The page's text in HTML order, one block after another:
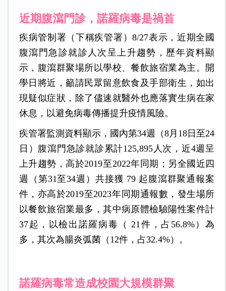
近期腹瀉門診，諾羅病毒是禍首
疾病管制署（下稱疾管署）8/27表示，近期全國
腹瀉門急診就診人次呈上升趨勢，歷年資料顯
示，腹瀉群聚場所以學校、餐飲旅宿業為主。開
學日將近，籲請民眾留意飲食及手部衛生，如出
現疑似症狀，除了儘速就醫外也應落實生病在家
休息，以避免病毒傳播提升疫情風險。
疾管署監測資料顯示，國內第34週（8月18日至24
日）腹瀉門急診就診累計125,895人次，近4週呈
上升趨勢，高於2019至2022年同期；另全國近四
週（第31至34週）共接獲 79 起腹瀉群聚通報案
件，亦高於2019至2023年同期通報數，發生場所
以餐飲旅宿業最多，其中病原體檢驗陽性案件計
37起，以檢出諾羅病毒（ 21件，占56.8%）為
多，其次為腸炎弧菌（12件，占32.4%）。
諾羅病毒常造成校園大規模群聚